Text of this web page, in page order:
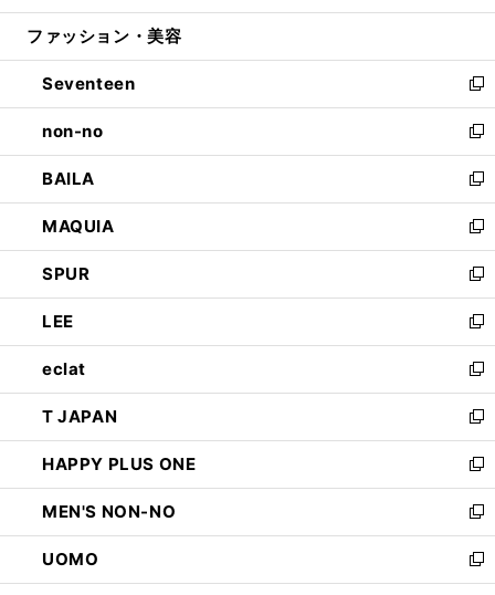
開
ウ
開
く
ン
ウ
で
開
く
ウ
ン
ド
ウ
で
開
く
ファッション・美容
Seventeen
新
し
い
ウ
ィ
ン
ド
ウ
で
開
く
non-no
新
し
い
ウ
ィ
ン
ド
ウ
で
開
く
BAILA
新
し
い
ウ
ィ
ン
ド
ウ
で
開
く
MAQUIA
新
し
い
ウ
ィ
ン
ド
ウ
で
開
く
SPUR
新
し
い
ウ
ィ
ン
ド
ウ
で
開
く
LEE
新
し
い
ウ
ィ
ン
ド
ウ
で
開
く
eclat
新
し
い
ウ
ィ
ン
ド
ウ
で
開
T JAPAN
新
し
い
ウ
ィ
ン
ド
ウ
HAPPY PLUS ONE
新
し
い
ウ
ィ
ン
MEN'S NON-NO
新
し
い
ウ
UOMO
新
し